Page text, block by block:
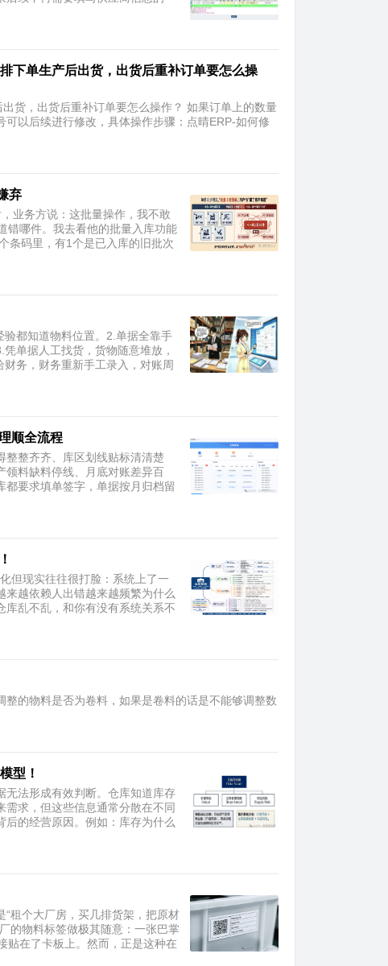
下单生产后出货，出货后重补订单要怎么操
货，出货后重补订单要怎么操作？ 如果订单上的数量
以后续进行修改，具体操作步骤：点晴ERP-如何修
弃
业务方说：这批量操作，我不敢
错哪件。我去看他的批量入库功能
码里，有1个是已入库的旧批次
都知道物料位置。2.单据全靠手
单据人工找货，货物随意堆放，
务，财务重新手工录入，对账周
顺全流程
整整齐齐、库区划线贴标清清楚
领料缺料停线、月底对账差异百
要求填单签字，单据按月归档留
但现实往往很打脸：系统上了一
越依赖人出错越来越频繁为什么
乱不乱，和你有没有系统关系不
的物料是否为卷料，如果是卷料的话是不能够调整数
型！
法形成有效判断。仓库知道库存
求，但这些信息通常分散在不同
的经营原因。例如：库存为什么
租个大厂房，买几排货架，把原材
的物料标签做极其随意：一张巴掌
贴在了卡板上。然而，正是这种在